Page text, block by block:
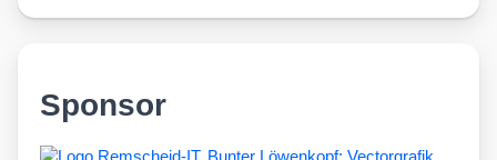
Sponsor